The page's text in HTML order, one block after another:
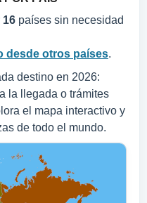
16 países sin necesidad
desde otros países.
destino en 2026:
la llegada o trámites
el mapa interactivo y
de todo el mundo.